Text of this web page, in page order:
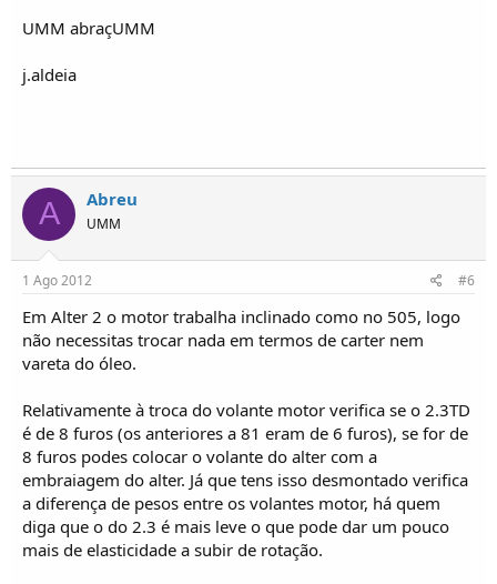
UMM abraçUMM
j.aldeia
A Abreu
UMM
1 Ago 2012 #6
Em Alter 2 o motor trabalha inclinado como no 505, logo
não necessitas trocar nada em termos de carter nem
vareta do óleo.
Relativamente à troca do volante motor verifica se o 2.3TD
é de 8 furos (os anteriores a 81 eram de 6 furos), se for de
8 furos podes colocar o volante do alter com a
embraiagem do alter. Já que tens isso desmontado verifica
a diferença de pesos entre os volantes motor, há quem
diga que o do 2.3 é mais leve o que pode dar um pouco
mais de elasticidade a subir de rotação.